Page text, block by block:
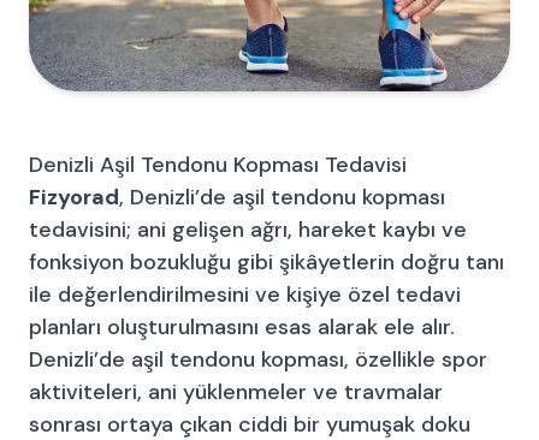
Denizli Aşil Tendonu Kopması Tedavisi
Fizyorad, Denizli’de aşil tendonu kopması
tedavisini; ani gelişen ağrı, hareket kaybı ve
fonksiyon bozukluğu gibi şikâyetlerin doğru tanı
ile değerlendirilmesini ve kişiye özel tedavi
planları oluşturulmasını esas alarak ele alır.
Denizli’de aşil tendonu kopması, özellikle spor
aktiviteleri, ani yüklenmeler ve travmalar
sonrası ortaya çıkan ciddi bir yumuşak doku